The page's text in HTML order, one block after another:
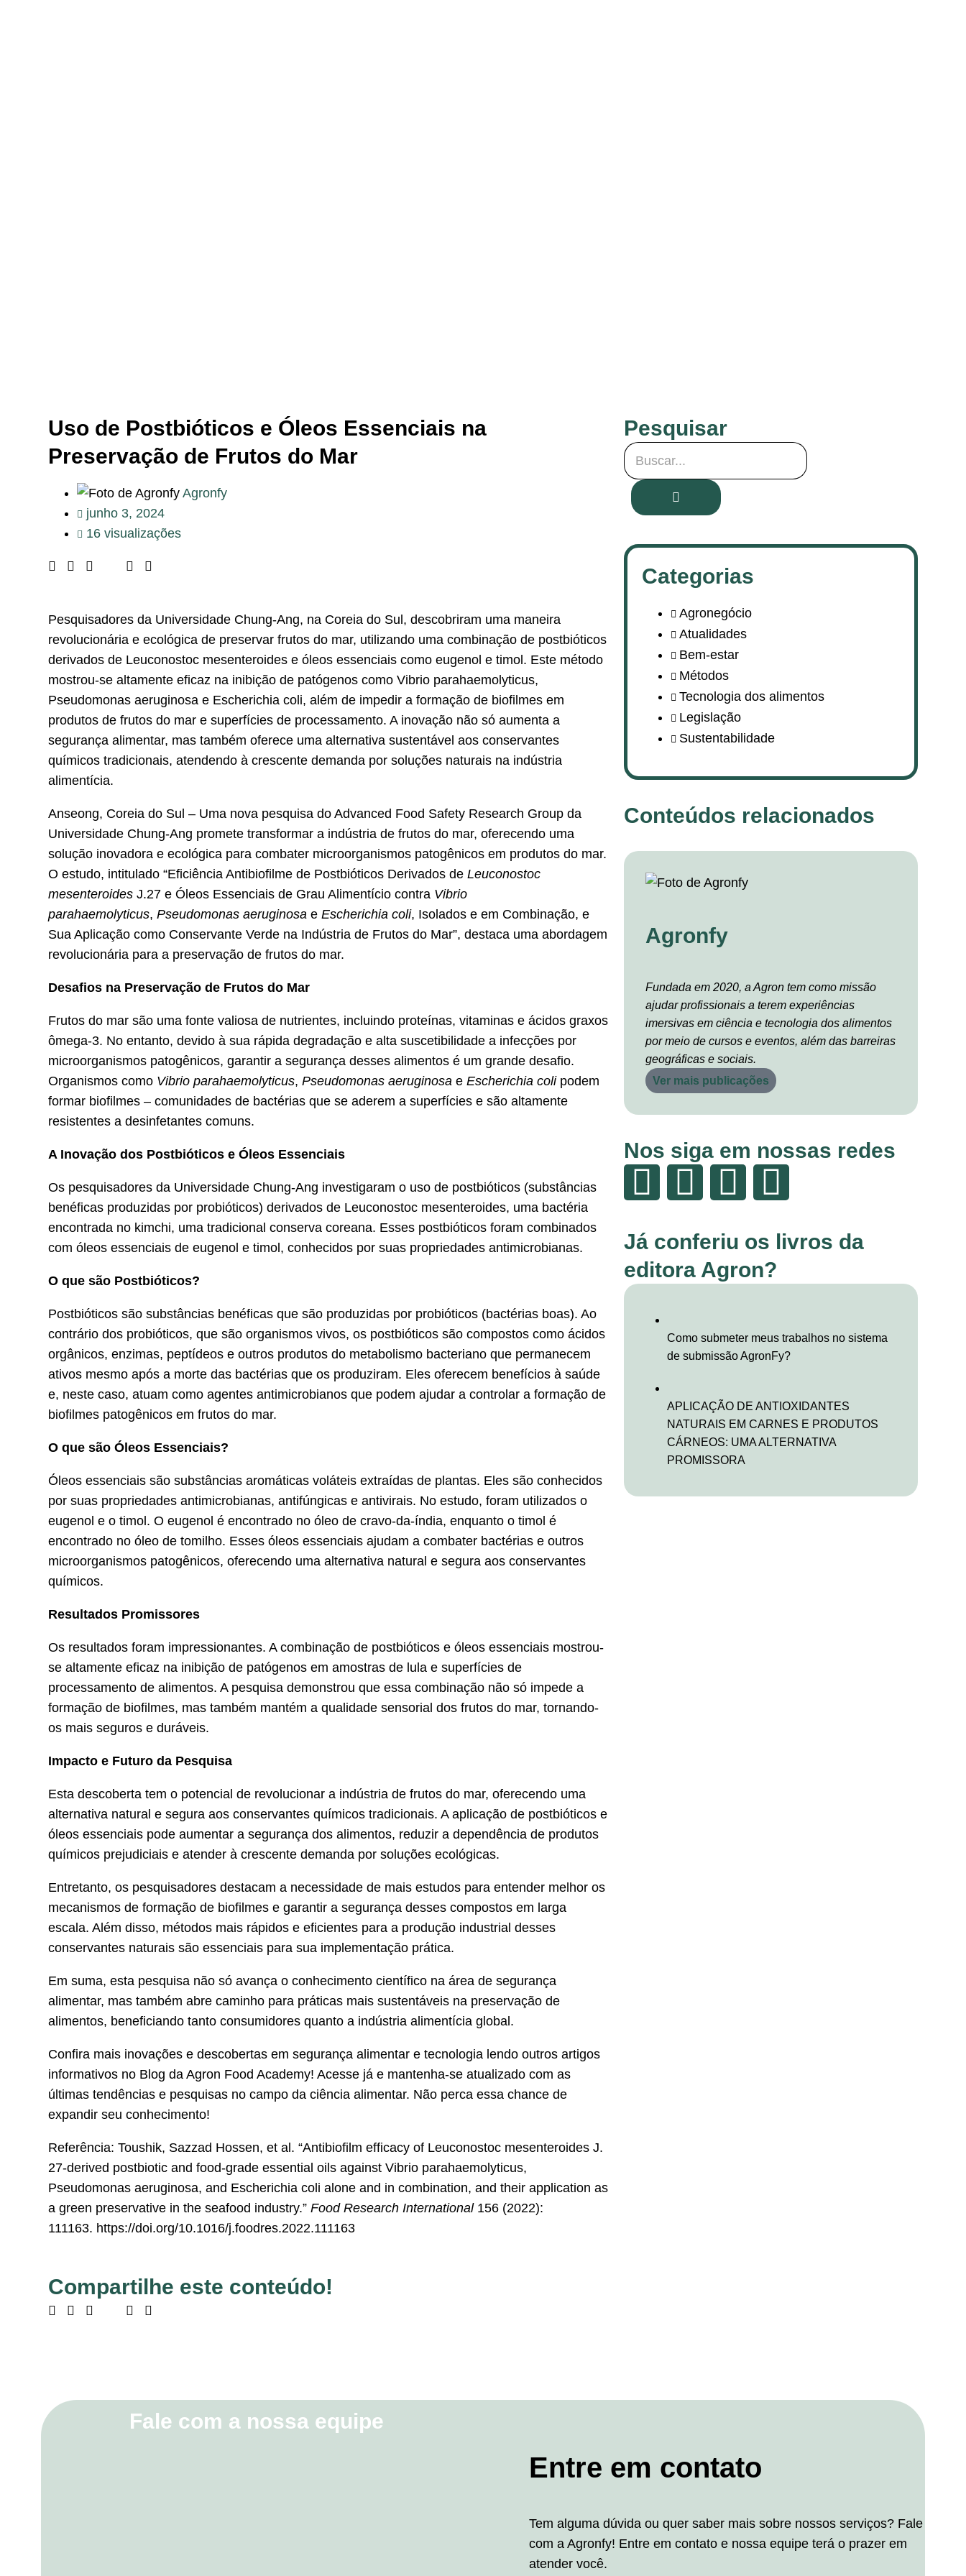
Uso de Postbióticos e Óleos Essenciais na
Preservação de Frutos do Mar
Agronfy
junho 3, 2024
16 visualizações
Pesquisadores da Universidade Chung-Ang, na Coreia do Sul, descobriram uma maneira
revolucionária e ecológica de preservar frutos do mar, utilizando uma combinação de postbióticos
derivados de Leuconostoc mesenteroides e óleos essenciais como eugenol e timol. Este método
mostrou-se altamente eficaz na inibição de patógenos como Vibrio parahaemolyticus,
Pseudomonas aeruginosa e Escherichia coli, além de impedir a formação de biofilmes em
produtos de frutos do mar e superfícies de processamento. A inovação não só aumenta a
segurança alimentar, mas também oferece uma alternativa sustentável aos conservantes
químicos tradicionais, atendendo à crescente demanda por soluções naturais na indústria
alimentícia.
Anseong, Coreia do Sul – Uma nova pesquisa do Advanced Food Safety Research Group da
Universidade Chung-Ang promete transformar a indústria de frutos do mar, oferecendo uma
solução inovadora e ecológica para combater microorganismos patogênicos em produtos do mar.
O estudo, intitulado “Eficiência Antibiofilme de Postbióticos Derivados de Leuconostoc
mesenteroides J.27 e Óleos Essenciais de Grau Alimentício contra Vibrio
parahaemolyticus, Pseudomonas aeruginosa e Escherichia coli, Isolados e em Combinação, e
Sua Aplicação como Conservante Verde na Indústria de Frutos do Mar”, destaca uma abordagem
revolucionária para a preservação de frutos do mar.
Desafios na Preservação de Frutos do Mar
Frutos do mar são uma fonte valiosa de nutrientes, incluindo proteínas, vitaminas e ácidos graxos
ômega-3. No entanto, devido à sua rápida degradação e alta suscetibilidade a infecções por
microorganismos patogênicos, garantir a segurança desses alimentos é um grande desafio.
Organismos como Vibrio parahaemolyticus, Pseudomonas aeruginosa e Escherichia colipodem
formar biofilmes – comunidades de bactérias que se aderem a superfícies e são altamente
resistentes a desinfetantes comuns.
A Inovação dos Postbióticos e Óleos Essenciais
Os pesquisadores da Universidade Chung-Ang investigaram o uso de postbióticos (substâncias
benéficas produzidas por probióticos) derivados de Leuconostoc mesenteroides, uma bactéria
encontrada no kimchi, uma tradicional conserva coreana. Esses postbióticos foram combinados
com óleos essenciais de eugenol e timol, conhecidos por suas propriedades antimicrobianas.
O que são Postbióticos?
Postbióticos são substâncias benéficas que são produzidas por probióticos (bactérias boas). Ao
contrário dos probióticos, que são organismos vivos, os postbióticos são compostos como ácidos
orgânicos, enzimas, peptídeos e outros produtos do metabolismo bacteriano que permanecem
ativos mesmo após a morte das bactérias que os produziram. Eles oferecem benefícios à saúde
e, neste caso, atuam como agentes antimicrobianos que podem ajudar a controlar a formação de
biofilmes patogênicos em frutos do mar.
O que são Óleos Essenciais?
Óleos essenciais são substâncias aromáticas voláteis extraídas de plantas. Eles são conhecidos
por suas propriedades antimicrobianas, antifúngicas e antivirais. No estudo, foram utilizados o
eugenol e o timol. O eugenol é encontrado no óleo de cravo-da-índia, enquanto o timol é
encontrado no óleo de tomilho. Esses óleos essenciais ajudam a combater bactérias e outros
microorganismos patogênicos, oferecendo uma alternativa natural e segura aos conservantes
químicos.
Resultados Promissores
Os resultados foram impressionantes. A combinação de postbióticos e óleos essenciais mostrou-
se altamente eficaz na inibição de patógenos em amostras de lula e superfícies de
processamento de alimentos. A pesquisa demonstrou que essa combinação não só impede a
formação de biofilmes, mas também mantém a qualidade sensorial dos frutos do mar, tornando-
os mais seguros e duráveis.
Impacto e Futuro da Pesquisa
Esta descoberta tem o potencial de revolucionar a indústria de frutos do mar, oferecendo uma
alternativa natural e segura aos conservantes químicos tradicionais. A aplicação de postbióticos e
óleos essenciais pode aumentar a segurança dos alimentos, reduzir a dependência de produtos
químicos prejudiciais e atender à crescente demanda por soluções ecológicas.
Entretanto, os pesquisadores destacam a necessidade de mais estudos para entender melhor os
mecanismos de formação de biofilmes e garantir a segurança desses compostos em larga
escala. Além disso, métodos mais rápidos e eficientes para a produção industrial desses
conservantes naturais são essenciais para sua implementação prática.
Em suma, esta pesquisa não só avança o conhecimento científico na área de segurança
alimentar, mas também abre caminho para práticas mais sustentáveis na preservação de
alimentos, beneficiando tanto consumidores quanto a indústria alimentícia global.
Confira mais inovações e descobertas em segurança alimentar e tecnologia lendo outros artigos
informativos no Blog da Agron Food Academy! Acesse já e mantenha-se atualizado com as
últimas tendências e pesquisas no campo da ciência alimentar. Não perca essa chance de
expandir seu conhecimento!
Referência: Toushik, Sazzad Hossen, et al. “Antibiofilm efficacy of Leuconostoc mesenteroides J.
27-derived postbiotic and food-grade essential oils against Vibrio parahaemolyticus,
Pseudomonas aeruginosa, and Escherichia coli alone and in combination, and their application as
a green preservative in the seafood industry.” Food Research International156 (2022):
111163. https://doi.org/10.1016/j.foodres.2022.111163
Compartilhe este conteúdo!
Pesquisar
Categorias
Agronegócio
Atualidades
Bem-estar
Métodos
Tecnologia dos alimentos
Legislação
Sustentabilidade
Conteúdos relacionados
Agronfy
Fundada em 2020, a Agron tem como missão
ajudar profissionais a terem experiências
imersivas em ciência e tecnologia dos alimentos
por meio de cursos e eventos, além das barreiras
geográficas e sociais.
Ver mais publicações
Nos siga em nossas redes
Já conferiu os livros da
editora Agron?
Como submeter meus trabalhos no sistema
de submissão AgronFy?
APLICAÇÃO DE ANTIOXIDANTES
NATURAIS EM CARNES E PRODUTOS
CÁRNEOS: UMA ALTERNATIVA
PROMISSORA
Fale com a nossa equipe
Entre em contato
Tem alguma dúvida ou quer saber mais sobre nossos serviços? Fale
com a Agronfy! Entre em contato e nossa equipe terá o prazer em
atender você.